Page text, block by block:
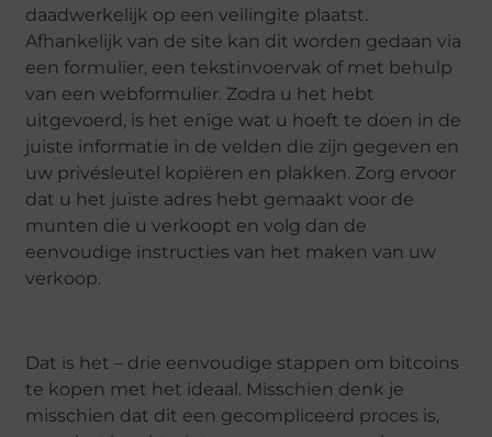
daadwerkelijk op een veilingite plaatst.
Afhankelijk van de site kan dit worden gedaan via
een formulier, een tekstinvoervak of met behulp
van een webformulier. Zodra u het hebt
uitgevoerd, is het enige wat u hoeft te doen in de
juiste informatie in de velden die zijn gegeven en
uw privésleutel kopiëren en plakken. Zorg ervoor
dat u het juiste adres hebt gemaakt voor de
munten die u verkoopt en volg dan de
eenvoudige instructies van het maken van uw
verkoop.
Dat is het – drie eenvoudige stappen om bitcoins
te kopen met het ideaal. Misschien denk je
misschien dat dit een gecompliceerd proces is,